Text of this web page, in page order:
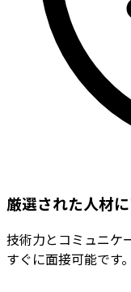
厳選された人材
技術力とコミュニケ
すぐに面接可能です。